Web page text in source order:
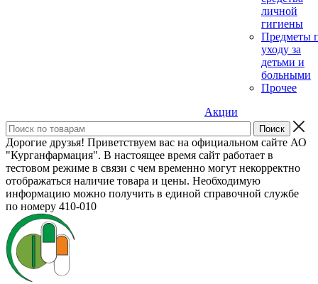
личной
гигиены
Предметы
уходу за
детьми и
больными
Прочее
Акции
Дорогие друзья! Приветствуем вас на официальном сайте АО
"Курганфармация". В настоящее время сайт работает в
тестовом режиме в связи с чем временно могут некорректно
отображаться наличие товара и цены. Необходимую
информацию можно получить в единой справочной службе
по номеру 410-010